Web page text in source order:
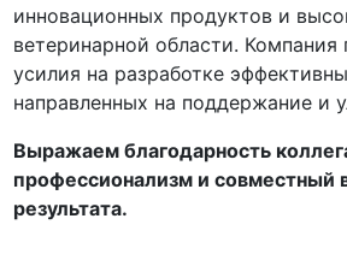
инновационных продуктов и
ветеринарной области.
усилия на разработке
направленных на поддержание и
Выражаем благодарность
профессионализм и совместный
результата.